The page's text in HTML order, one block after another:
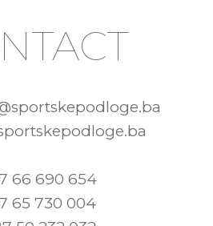
66 690 654
65 730 004